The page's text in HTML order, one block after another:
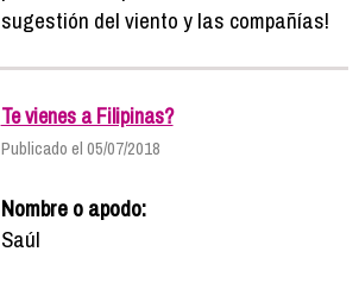
sugestión del viento y las compañías!
Te vienes a Filipinas?
Publicado el 05/07/2018
Nombre o apodo:
Saúl